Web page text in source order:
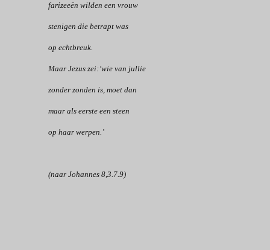
farizeeën wilden een vrouw
stenigen die betrapt was
op echtbreuk.
Maar Jezus zei:’wie van jullie
zonder zonden is, moet dan
maar als eerste een steen
op haar werpen.’
(naar Johannes 8,3.7.9)